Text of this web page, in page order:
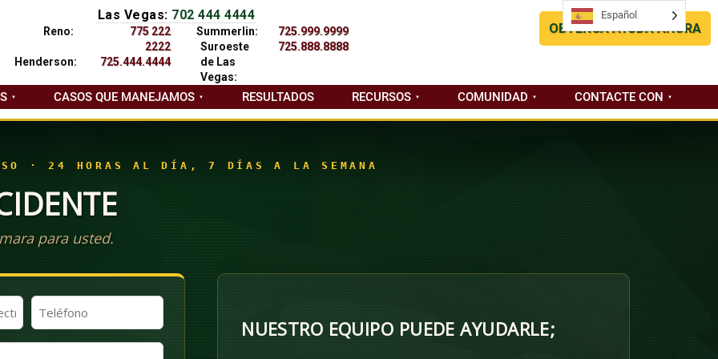
Las Vegas: 702 444 4444
Reno:
775 222
2222
Henderson:
725.444.4444
Summerlin:
725.999.9999
Suroeste
de Las
Vegas:
725.888.8888
OBTENGA AYUDA AHORA
CASOS QUE MANEJAMOS RESULTADOS RECURSOS COMUNIDAD CONTACTE CON
· 24 HORAS AL DÍA, 7 DÍAS A LA SEMANA
para usted.
Teléfono
(Obligatorio) NUESTRO EQUIPO PUEDE AYUDARLE;
Español
Español